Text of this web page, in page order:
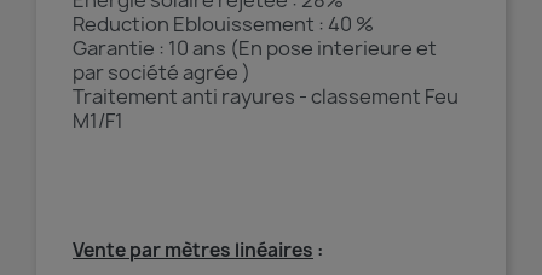
Reduction Eblouissement : 40 %
Garantie : 10 ans (En pose interieure et
par société agrée )
Traitement anti rayures - classement Feu
M1/F1
Vente par mètres linéaires :